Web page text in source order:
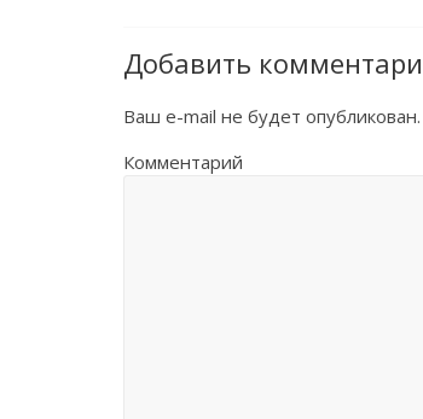
Добавить
Ваш e-mail не будет опубликован.
Комментарий